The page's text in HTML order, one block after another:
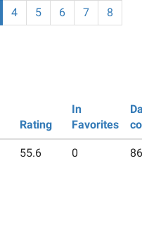
4 5 6 7
8
Rating
In
Favorites
55.6 0 86